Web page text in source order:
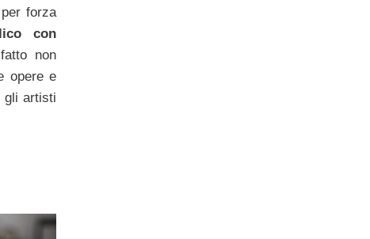
forza
con
non
opere e
gli artisti